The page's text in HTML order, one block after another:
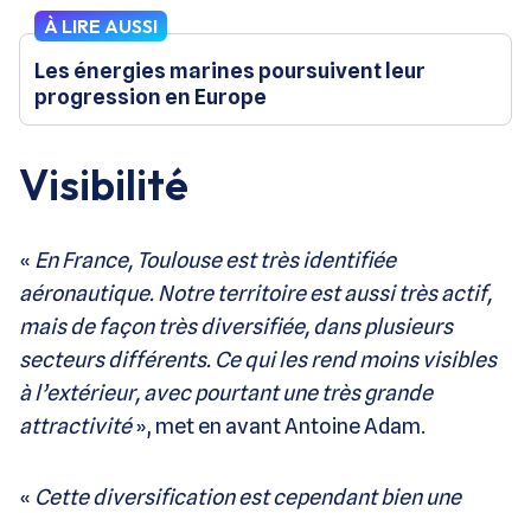
À LIRE AUSSI
Les énergies marines poursuivent leur
progression en Europe
Visibilité
« En France, Toulouse est très identifiée
aéronautique. Notre territoire est aussi très actif,
mais de façon très diversifiée, dans plusieurs
secteurs différents. Ce qui les rend moins visibles
à l’extérieur, avec pourtant une très grande
attractivité», met en avant Antoine Adam.
« Cette diversification est cependant bien une